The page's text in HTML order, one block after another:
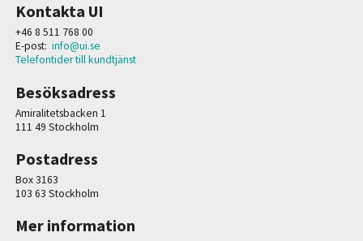
Kontakta UI
+46 8 511 768 00
E-post: info@ui.se
Telefontider till kundtjänst
Besöksadress
Amiralitetsbacken 1
111 49 Stockholm
Postadress
Box 3163
103 63 Stockholm
Mer information